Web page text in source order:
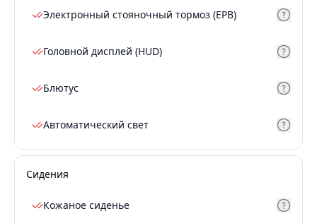
Электронный стояночный тормоз (EPB)
Головной дисплей (HUD)
Блютус
Автоматический свет
Сидения
Кожаное сиденье